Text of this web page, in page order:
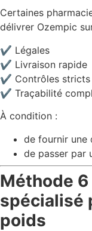
Certaines
délivrer Ozempic
✔ Légales
✔ Livraison rapide
✔ Contrôles stricts
✔ Traçabilité
À condition :
de fournir une
de passer par
Méthode
spécialisé
poids